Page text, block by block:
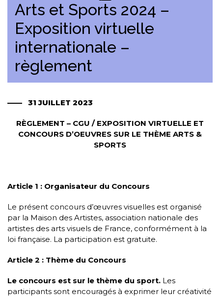
Arts et Sports 2024 –
Exposition virtuelle
internationale –
règlement
31 JUILLET 2023
RÈGLEMENT – CGU / EXPOSITION VIRTUELLE ET
CONCOURS D’OEUVRES SUR LE THÈME ARTS &
SPORTS
Article 1 : Organisateur du Concours
Le présent concours d’œuvres visuelles est organisé
par la Maison des Artistes, association nationale des
artistes des arts visuels de France, conformément à la
loi française. La participation est gratuite.
Article 2 : Thème du Concours
Le concours est sur le thème du sport. Les
participants sont encouragés à exprimer leur créativité